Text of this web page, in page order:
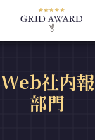
Web社内報
部門